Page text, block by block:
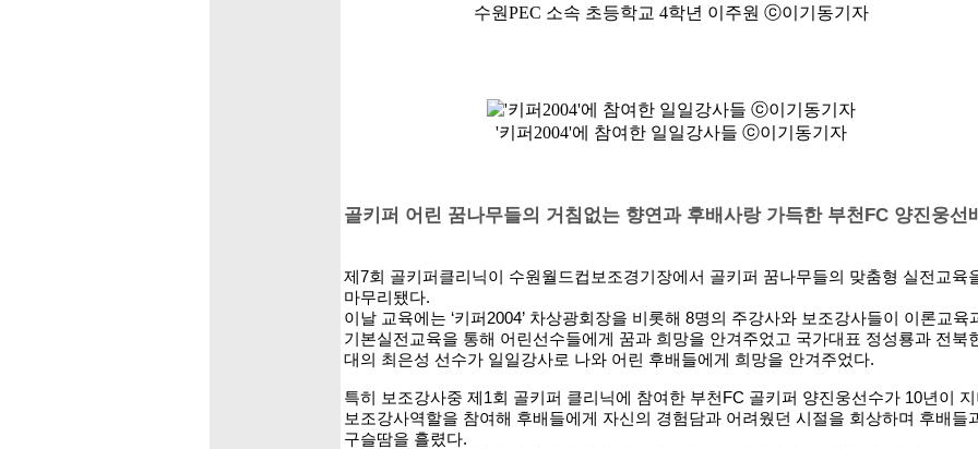
수원PEC 소속 초등학교 4학년 이주원 ⓒ이기동기자
'키퍼2004'에 참여한 일일강사들 ⓒ이기동기자
골키퍼 어린 꿈나무들의 거침없는 향연과 후배사랑 가득한 부천FC 양진웅선
제7회 골키퍼클리닉이 수원월드컵보조경기장에서 골키퍼 꿈나무들의 맞춤형 실전교육
마무리됐다.
이날 교육에는 ‘키퍼2004’ 차상광회장을 비롯해 8명의 주강사와 보조강사들이 이론교육
기본실전교육을 통해 어린선수들에게 꿈과 희망을 안겨주었고 국가대표 정성룡과 전북
대의 최은성 선수가 일일강사로 나와 어린 후배들에게 희망을 안겨주었다.
특히 보조강사중 제1회 골키퍼 클리닉에 참여한 부천FC 골키퍼 양진웅선수가 10년이
보조강사역할을 참여해 후배들에게 자신의 경험담과 어려웠던 시절을 회상하며 후배들
구슬땀을 흘렸다.